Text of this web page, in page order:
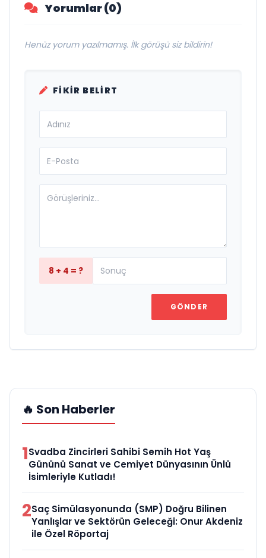
Yorumlar (0)
Henüz yorum yazılmamış. İlk görüşü siz bildirin!
FIKIR BELIRT
8 + 4 = ?
GÖNDER
🔥 Son Haberler
1Svadba Zincirleri Sahibi Semih Hot Yaş
Gününü Sanat ve Cemiyet Dünyasının Ünlü
İsimleriyle Kutladı!
2Saç Simülasyonunda (SMP) Doğru Bilinen
Yanlışlar ve Sektörün Geleceği: Onur Akdeniz
ile Özel Röportaj